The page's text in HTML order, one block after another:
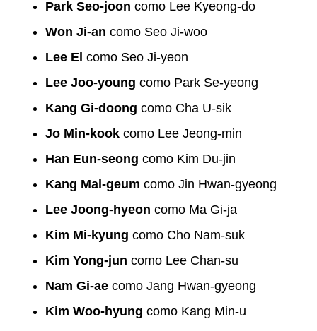
Park Seo-joon como Lee Kyeong-do
Won Ji-an como Seo Ji-woo
Lee El como Seo Ji-yeon
Lee Joo-young como Park Se-yeong
Kang Gi-doong como Cha U-sik
Jo Min-kook como Lee Jeong-min
Han Eun-seong como Kim Du-jin
Kang Mal-geum como Jin Hwan-gyeong
Lee Joong-hyeon como Ma Gi-ja
Kim Mi-kyung como Cho Nam-suk
Kim Yong-jun como Lee Chan-su
Nam Gi-ae como Jang Hwan-gyeong
Kim Woo-hyung como Kang Min-u